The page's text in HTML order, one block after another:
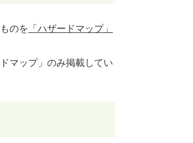
のを 「ハザードマップ」
マップ」のみ掲載してい